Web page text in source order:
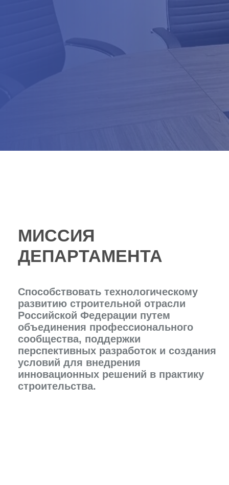
строительства.
МИССИЯ
ДЕПАРТАМЕНТА
ОСНОВНАЯ ЦЕЛЬ
Создание эффективной системы
взаимодействия между
разработчиками инновационных
решений, строительными компаниями,
девелоперами, производителями
строительных материалов, научным
сообществом, институтами развития и
государственными структурами для
ускорения внедрения современных
технологий в строительную отрасль.